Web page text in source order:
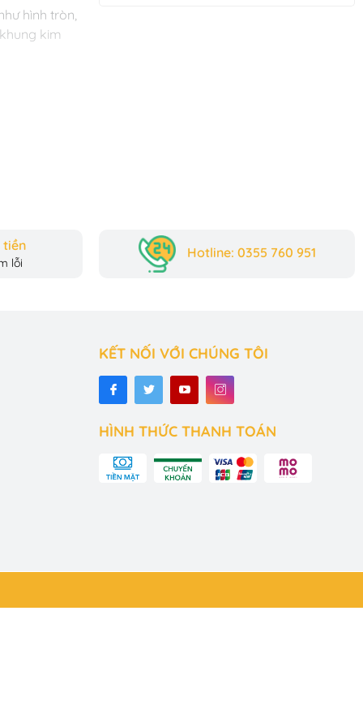
hình tròn,
kim
sau này.
kiểm soát
các hạt
đoán và
chứa
loại sơn
tiền
lỗi
Hotline: 0355 760 951
KẾT NỐI VỚI CHÚNG TÔI
HÌNH THỨC THANH TOÁN